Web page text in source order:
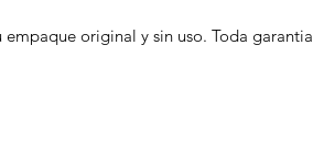
original y sin uso. Toda garantia